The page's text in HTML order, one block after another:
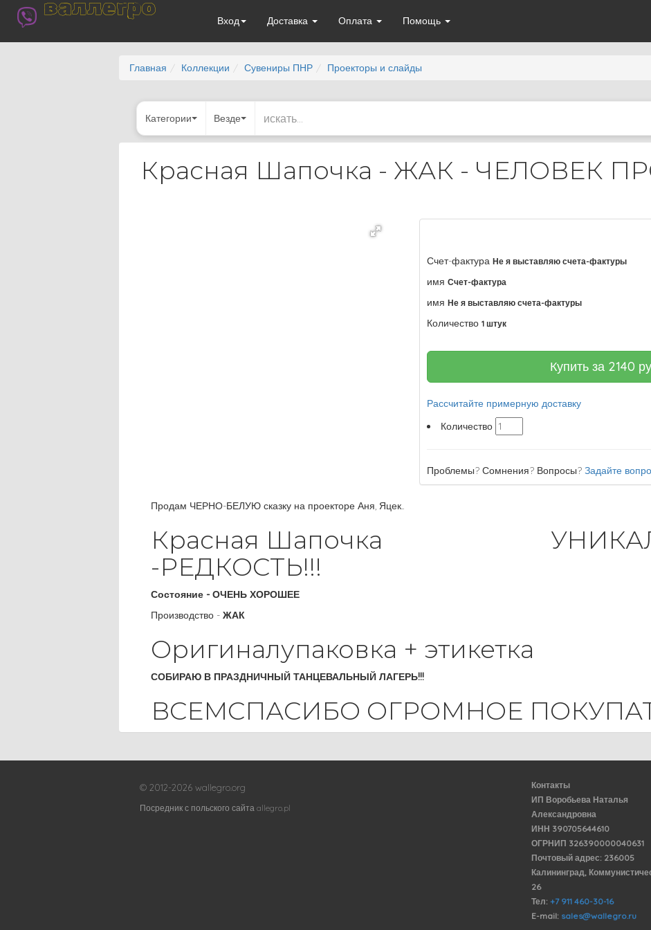
валлегро
Вход Доставка Оплата Помощь
Главная Коллекции Сувениры ПНР Проекторы и слайды
Категории Везде
Красная Шапочка - ЖАК - ЧЕЛОВЕК
Счет-фактура Не я выставляю счета-фактуры
имя Счет-фактура
имя Не я выставляю счета-фактуры
Количество 1 штук
Купить за 2140
Рассчитайте примерную доставку
Количество
Проблемы? Сомнения? Вопросы?Задайте
Продам ЧЕРНО-БЕЛУЮ сказку на проекторе Аня, Яцек..
Красная Шапочка
-РЕДКОСТЬ!!!
Состояние - ОЧЕНЬ ХОРОШЕЕ
Производство - ЖАК
Оригиналупаковка + этикетка
СОБИРАЮ В ПРАЗДНИЧНЫЙ ТАНЦЕВАЛЬНЫЙ ЛАГЕРЬ!!!
ВСЕМСПАСИБО ОГРОМНОЕ
© 2012-2026 wallegro.org
Посредник с польского сайта allegro.pl
Контакты
ИП Воробьева Наталья
Александровна
ИНН 390705644610
ОГРНИП 326390000040631
Почтовый адрес: 236005
Калининград,
26
Тел: +7 911 460-30-16
E-mail: sales@wallegro.ru